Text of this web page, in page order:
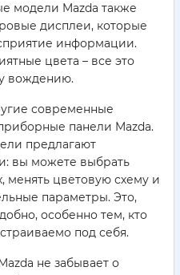
модели Mazda также
дисплеи, которые
информации.
цвета – все это
вождению.
современные
панели Mazda.
предлагают
вы можете выбрать
менять цветовую схему и
параметры. Это,
особенно тем, кто
под себя.
не забывает о